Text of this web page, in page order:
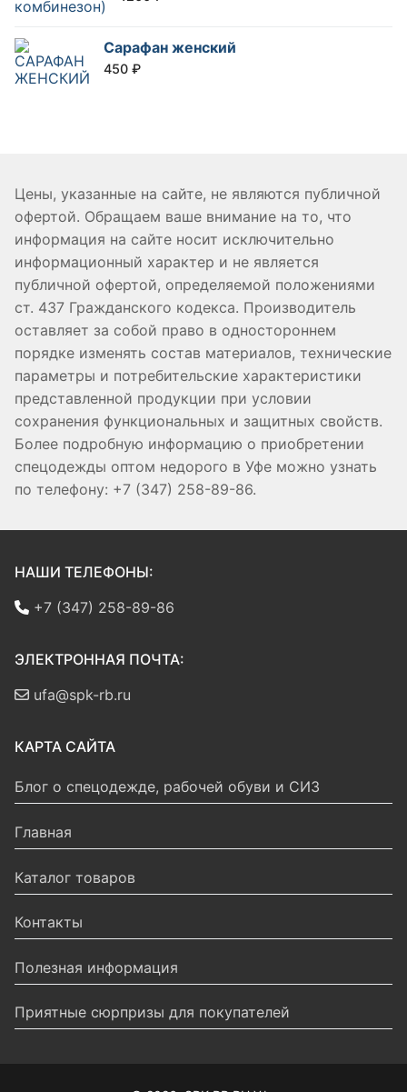
Сарафан женский
450 ₽
Цены, указанные на сайте, не являются публичной
офертой. Обращаем ваше внимание на то, что
информация на сайте носит исключительно
информационный характер и не является
публичной офертой, определяемой положениями
ст. 437 Гражданского кодекса. Производитель
оставляет за собой право в одностороннем
порядке изменять состав материалов, технические
параметры и потребительские характеристики
представленной продукции при условии
сохранения функциональных и защитных свойств.
Более подробную информацию о приобретении
спецодежды оптом недорого в Уфе можно узнать
по телефону: +7 (347) 258-89-86.
НАШИ ТЕЛЕФОНЫ:
+7 (347) 258-89-86
ЭЛЕКТРОННАЯ ПОЧТА:
ufa@spk-rb.ru
КАРТА САЙТА
Блог о спецодежде, рабочей обуви и СИЗ
Главная
Каталог товаров
Контакты
Полезная информация
Приятные сюрпризы для покупателей